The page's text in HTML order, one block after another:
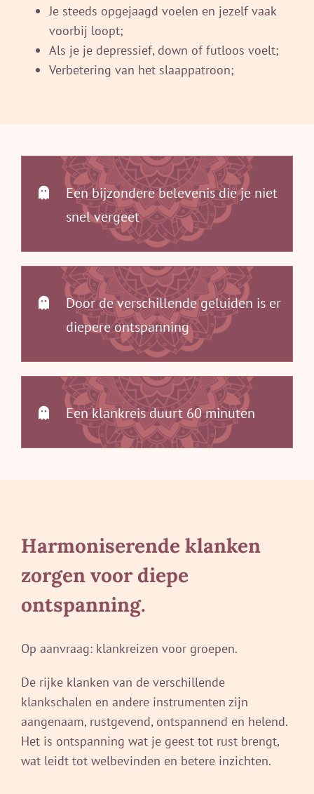
Je steeds opgejaagd voelen en jezelf vaak
voorbij loopt;
Als je je depressief, down of futloos voelt;
Verbetering van het slaappatroon;
Een bijzondere belevenis die je niet
snel vergeet
Door de verschillende geluiden is er
diepere ontspanning
Een klankreis duurt 60 minuten
Harmoniserende klanken
zorgen voor diepe
ontspanning.
Op aanvraag: klankreizen voor groepen.
De rijke klanken van de verschillende
klankschalen en andere instrumenten zijn
aangenaam, rustgevend, ontspannend en helend.
Het is ontspanning wat je geest tot rust brengt,
wat leidt tot welbevinden en betere inzichten.